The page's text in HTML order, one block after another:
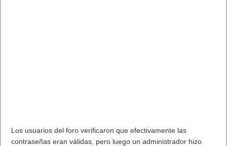
Los usuarios del foro verificaron que efectivamente las
contraseñas eran válidas, pero luego un administrador hizo